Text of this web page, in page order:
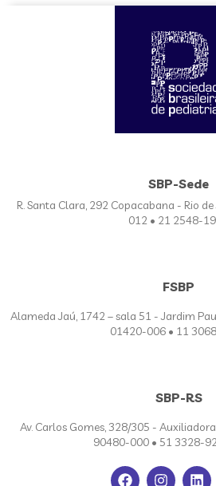
SBP-Sede
R. Santa Clara, 292 Copacabana - Rio
012 • 21 2548-
FSBP
Alameda Jaú, 1742 – sala 51 - Jardim
01420-006 • 11
SBP-RS
Av. Carlos Gomes, 328/305 -
90480-000 • 51 3328-